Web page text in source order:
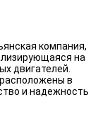
компания,
на
двигателей.
в
и надежность